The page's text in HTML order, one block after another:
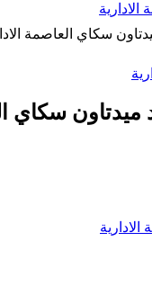
سكاي العاصمة الادارية
سكاي